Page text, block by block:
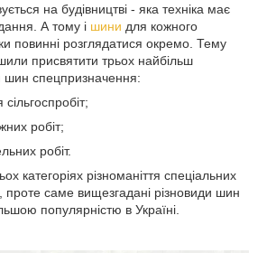
на будівництві - яка техніка має
А тому і шини для кожного
повинні розглядатися окремо. Тему
присвятити трьох найбільш
спецпризначення:
робіт;
робіт.
категоріях різноманіття спеціальних
проте саме вищезгадані різновиди шин
популярністю в Україні.